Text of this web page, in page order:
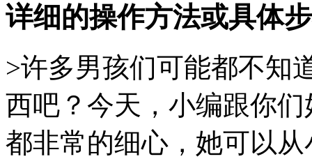
详细的操作方法或具体
>许多男孩们可能都不知
西吧？今天，小编跟你
都非常的细心，她可以